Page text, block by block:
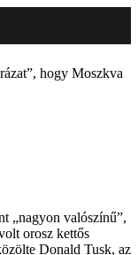
hogy Moszkva
„nagyon valószínű”,
orosz kettős
Donald Tusk, az